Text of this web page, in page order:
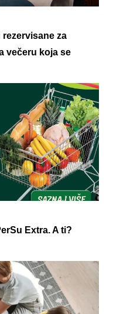
za
večeru koja se
Extra. A ti?